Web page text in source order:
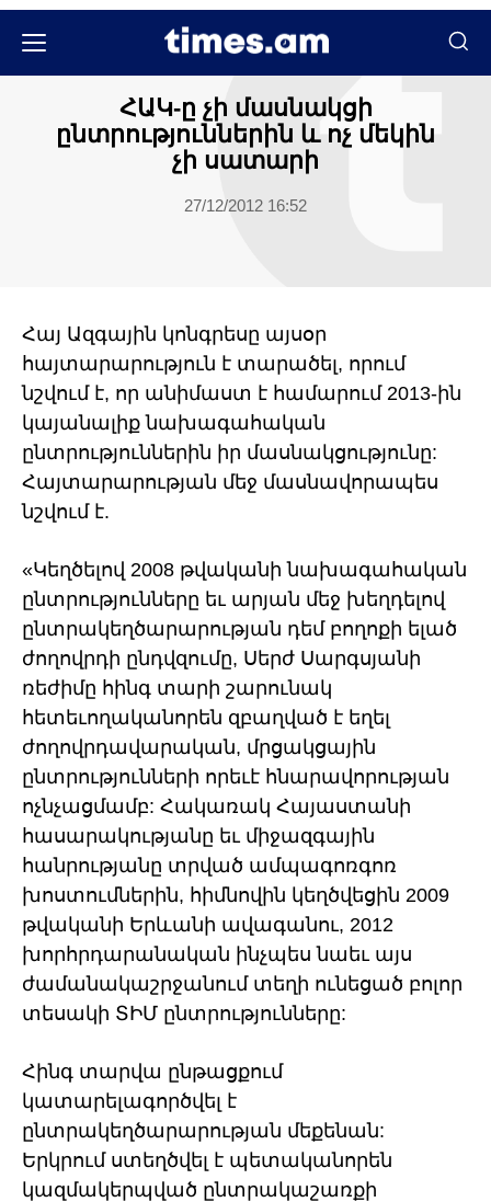
ՀԱԿ-ը չի մասնակցի
ընտրություններին և ոչ մեկին
չի սատարի
27/12/2012 16:52
Հայ Ազգային կոնգրեսը այսօր
հայտարարություն է տարածել, որում
նշվում է, որ անիմաստ է համարում 2013-ին
կայանալիք նախագահական
ընտրություններին իր մասնակցությունը:
Հայտարարության մեջ մասնավորապես
նշվում է.
«Կեղծելով 2008 թվականի նախագահական
ընտրությունները եւ արյան մեջ խեղդելով
ընտրակեղծարարության դեմ բողոքի ելած
ժողովրդի ընդվզումը, Սերժ Սարգսյանի
ռեժիմը հինգ տարի շարունակ
հետեւողականորեն զբաղված է եղել
ժողովրդավարական, մրցակցային
ընտրությունների որեւէ հնարավորության
ոչնչացմամբ: Հակառակ Հայաստանի
հասարակությանը եւ միջազգային
հանրությանը տրված ամպագոռգոռ
խոստումներին, հիմնովին կեղծվեցին 2009
թվականի Երևանի ավագանու, 2012
խորհրդարանական ինչպես նաեւ այս
ժամանակաշրջանում տեղի ունեցած բոլոր
տեսակի ՏԻՄ ընտրությունները:
Հինգ տարվա ընթացքում
կատարելագործվել է
ընտրակեղծարարության մեքենան:
Երկրում ստեղծվել է պետականորեն
կազմակերպված ընտրակաշառքի